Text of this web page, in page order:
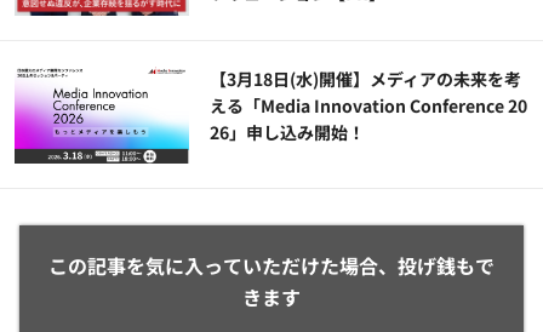
【3月18日(水)開催】メディアの未来を考
える「Media Innovation Conference 20
26」申し込み開始！
この記事を気に入っていただけた場合、投げ銭もで
きます